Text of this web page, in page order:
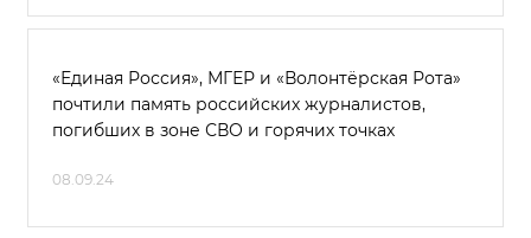
«Единая Россия», МГЕР и «Волонтёрская Рота»
почтили память российских журналистов,
погибших в зоне СВО и горячих точках
08.09.24